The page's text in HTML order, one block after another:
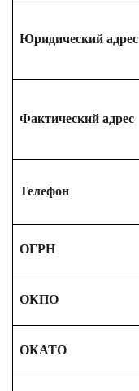
Юридический адрес
Фактический адрес
Телефон
ОГРН
ОКПО
ОКАТО